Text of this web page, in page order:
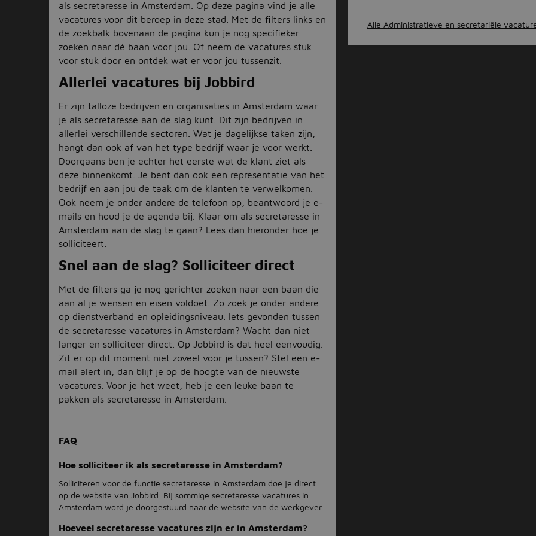
als secretaresse in Amsterdam. Op deze pagina vind je alle
vacatures voor dit beroep in deze stad. Met de filters links en
de zoekbalk bovenaan de pagina kun je nog specifieker
zoeken naar dé baan voor jou. Of neem de vacatures stuk
voor stuk door en ontdek wat er voor jou tussenzit.
Allerlei vacatures bij Jobbird
Er zijn talloze bedrijven en organisaties in Amsterdam waar
je als secretaresse aan de slag kunt. Dit zijn bedrijven in
allerlei verschillende sectoren. Wat je dagelijkse taken zijn,
hangt dan ook af van het type bedrijf waar je voor werkt.
Doorgaans ben je echter het eerste wat de klant ziet als
deze binnenkomt. Je bent dan ook een representatie van het
bedrijf en aan jou de taak om de klanten te verwelkomen.
Ook neem je onder andere de telefoon op, beantwoord je e-
mails en houd je de agenda bij. Klaar om als secretaresse in
Amsterdam aan de slag te gaan? Lees dan hieronder hoe je
solliciteert.
Snel aan de slag? Solliciteer direct
Met de filters ga je nog gerichter zoeken naar een baan die
aan al je wensen en eisen voldoet. Zo zoek je onder andere
op dienstverband en opleidingsniveau. Iets gevonden tussen
de secretaresse vacatures in Amsterdam? Wacht dan niet
langer en solliciteer direct. Op Jobbird is dat heel eenvoudig.
Zit er op dit moment niet zoveel voor je tussen? Stel een e-
mail alert in, dan blijf je op de hoogte van de nieuwste
vacatures. Voor je het weet, heb je een leuke baan te
pakken als secretaresse in Amsterdam.
FAQ
Hoe solliciteer ik als secretaresse in Amsterdam?
Solliciteren voor de functie secretaresse in Amsterdam doe je direct
op de website van Jobbird. Bij sommige secretaresse vacatures in
Amsterdam word je doorgestuurd naar de website van de werkgever.
Hoeveel secretaresse vacatures zijn er in Amsterdam?
Alle Administratieve en secretariële